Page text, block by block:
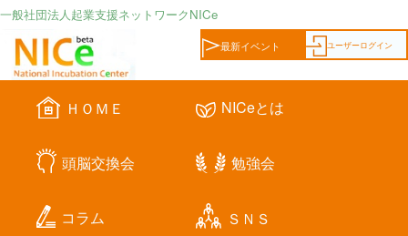
一般社団法人起業支援ネットワークNICe
ユーザーログイン
最新イベント
ＨＯＭＥ NICeとは
頭脳交換会 勉強会
コラム ＳＮＳ